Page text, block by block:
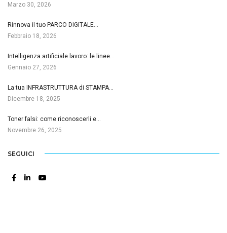
Marzo 30, 2026
Rinnova il tuo PARCO DIGITALE…
Febbraio 18, 2026
Intelligenza artificiale lavoro: le linee…
Gennaio 27, 2026
La tua INFRASTRUTTURA di STAMPA…
Dicembre 18, 2025
Toner falsi: come riconoscerli e…
Novembre 26, 2025
SEGUICI